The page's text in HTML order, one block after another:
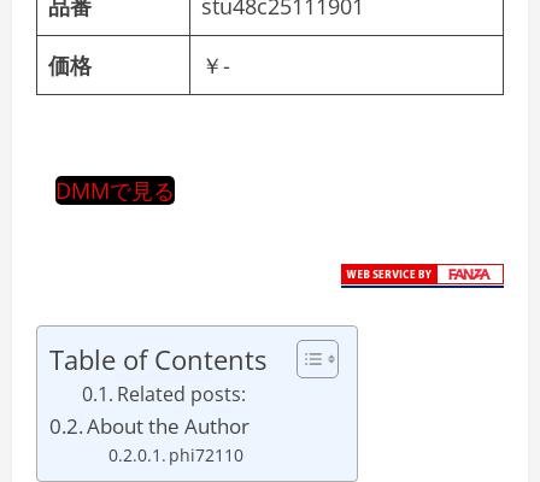
品番 stu48c25111901
価格 ￥-
DMMで見る
Table of Contents
Related posts:
About the Author
phi72110